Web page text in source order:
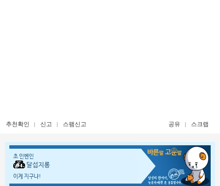
추천확인 신고 스팸신고 공유 스크랩
초 인벤인
달섭지롱
이게 지구냐!